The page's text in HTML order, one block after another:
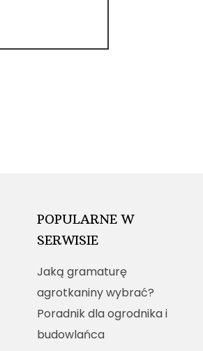
POPULARNE W
SERWISIE
Jaką gramaturę
agrotkaniny wybrać?
Poradnik dla ogrodnika i
budowlańca